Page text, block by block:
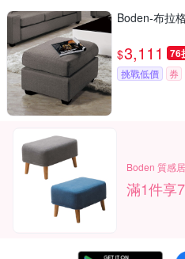
Boden-布拉
$3,111 76
挑戰低價 券
Boden 質感
滿1件享